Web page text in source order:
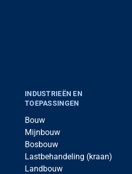
INDUSTRIEËN EN
TOEPASSINGEN
Bouw
Mijnbouw
Bosbouw
Lastbehandeling (kraan)
Landbouw